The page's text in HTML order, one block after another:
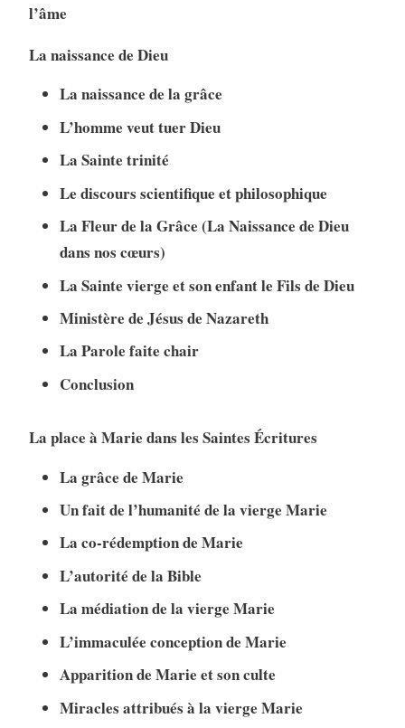
l’âme
La naissance de Dieu
La naissance de la grâce
L’homme veut tuer Dieu
La Sainte trinité
Le discours scientifique et philosophique
La Fleur de la Grâce (La Naissance de Dieu
dans nos cœurs)
La Sainte vierge et son enfant le Fils de Dieu
Ministère de Jésus de Nazareth
La Parole faite chair
Conclusion
La place à Marie dans les Saintes Écritures
La grâce de Marie
Un fait de l’humanité de la vierge Marie
La co-rédemption de Marie
L’autorité de la Bible
La médiation de la vierge Marie
L’immaculée conception de Marie
Apparition de Marie et son culte
Miracles attribués à la vierge Marie